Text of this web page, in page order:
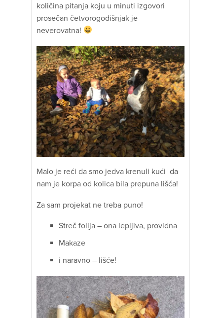
količina pitanja koju u minuti izgovori
prosečan četvorogodišnjak je
neverovatna!
Malo je reći da smo jedva krenuli kući da
nam je korpa od kolica bila prepuna lišća!
Za sam projekat ne treba puno!
Streč folija – ona lepljiva, providna
Makaze
i naravno – lišće!